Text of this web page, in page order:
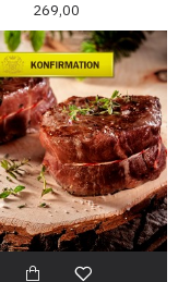
269,00